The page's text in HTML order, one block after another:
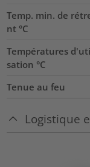
Temp. min. de
nt °C
Températures
sation °C
Tenue au feu
Logistique